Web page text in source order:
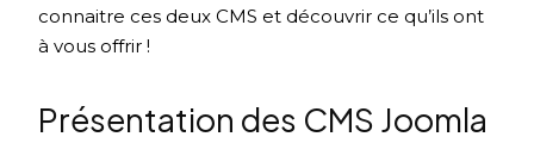
connaitre ces deux CMS et découvrir ce qu’ils ont
à vous offrir !
Présentation des CMS Joomla